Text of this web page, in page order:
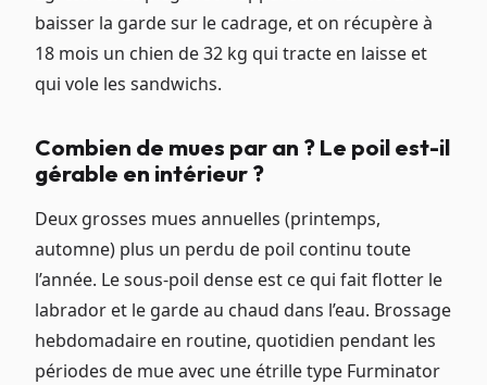
baisser la garde sur le cadrage, et on récupère à
18 mois un chien de 32 kg qui tracte en laisse et
qui vole les sandwichs.
Combien de mues par an ? Le poil est-il
gérable en intérieur ?
Deux grosses mues annuelles (printemps,
automne) plus un perdu de poil continu toute
l’année. Le sous-poil dense est ce qui fait flotter le
labrador et le garde au chaud dans l’eau. Brossage
hebdomadaire en routine, quotidien pendant les
périodes de mue avec une étrille type Furminator